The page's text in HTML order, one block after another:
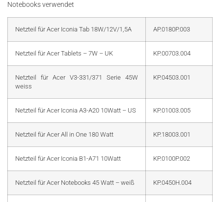
Notebooks verwendet
Netzteil für Acer Iconia Tab 18W/12V/1,5A AP.0180P.003
Netzteil für Acer Tablets – 7W – UK KP.00703.004
Netzteil für Acer V3-331/371 Serie 45W
weiss
KP.04503.001
Netzteil für Acer Iconia A3-A20 10Watt – US KP.01003.005
Netzteil für Acer All in One 180 Watt KP.18003.001
Netzteil für Acer Iconia B1-A71 10Watt KP.0100P.002
Netzteil für Acer Notebooks 45 Watt – weiß KP.0450H.004